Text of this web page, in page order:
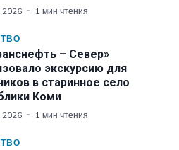
2026 1 мин чтения
– Север»
экскурсию для
в старинное село
Коми
2026 1 мин чтения